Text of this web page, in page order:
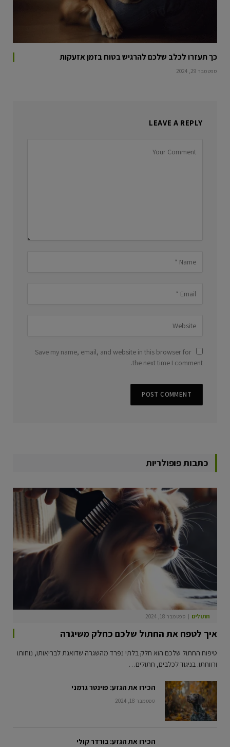
כך תעזרו לכלב שלכם להרגיש בטוח בזמן אזעקות
ספטמבר 29, 2024
LEAVE A REPLY
Save my name, email, and website in this browser for
the next time I comment.
כתבות פופולריות
חתולים ספטמבר 18, 2024
איך לטפח את החתול שלכם כחלק משיגרה
טיפוח החתול שלכם הוא חלק בלתי נפרד מהשגרה שדואגת לבריאותו, נוחותו
ורווחתו. בניגוד לכלבים, חתולים…
הכירו את הגזע: פוינטר גרמני
ספטמבר 18, 2024
הכירו את הגזע: בורדר קולי